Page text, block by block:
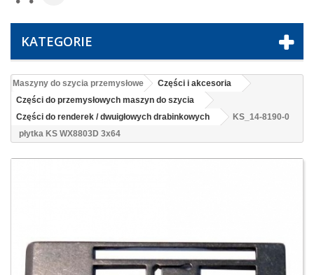
KATEGORIE
Maszyny do szycia przemysłowe
Części i akcesoria
Części do przemysłowych maszyn do szycia
Części do renderek / dwuigłowych drabinkowych
KS_14-8190-0
płytka KS WX8803D 3x64